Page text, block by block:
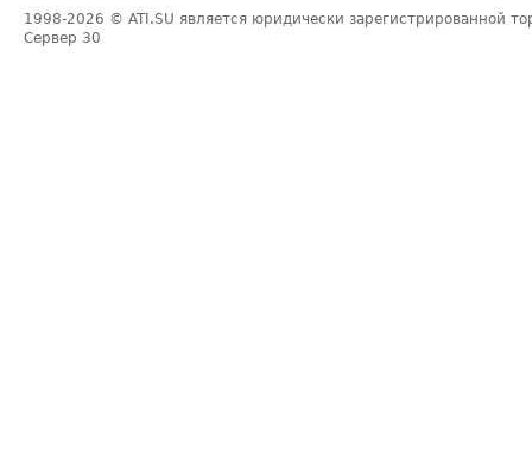
1998-2026 © ATI.SU является юридически зарегистрированной
Сервер 30